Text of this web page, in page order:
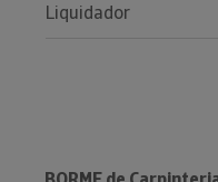
Liquidador